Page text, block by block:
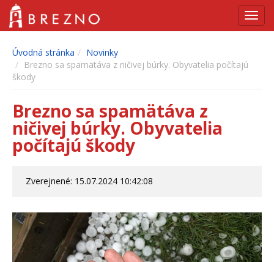
Úvodná stránka
Novinky
Brezno sa spamätáva z ničivej búrky. Obyvatelia počítajú
škody
Brezno sa spamätáva z
ničivej búrky. Obyvatelia
počítajú škody
Zverejnené: 15.07.2024 10:42:08